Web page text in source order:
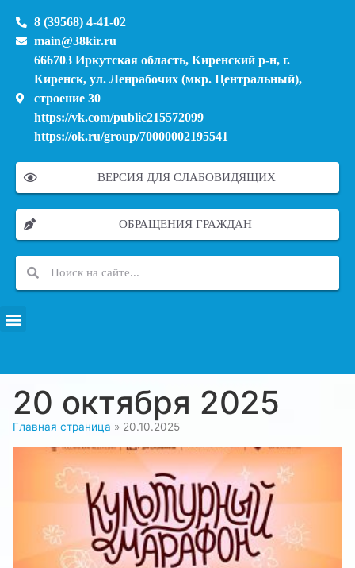
8 (39568) 4-41-02
main@38kir.ru
666703 Иркутская область, Киренский р-н, г.
Киренск, ул. Ленрабочих (мкр. Центральный),
строение 30
https://vk.com/public215572099
https://ok.ru/group/70000002195541
ВЕРСИЯ ДЛЯ СЛАБОВИДЯЩИХ
ОБРАЩЕНИЯ ГРАЖДАН
20 октября 2025
Главная страница » 20.10.2025